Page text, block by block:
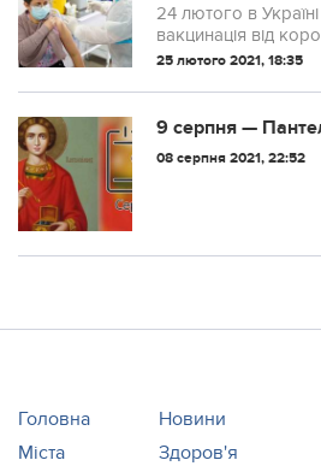
24 лютого в
вакцинація від
прищеплювали
введення
25 лютого 2021, 18:35
9 серпня —
08 серпня 2021, 22:52
Головна
Новини
Міста
Здоров'я